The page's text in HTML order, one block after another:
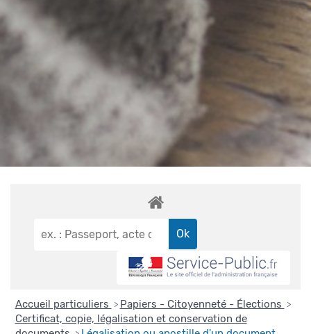
Accueil particuliers > Papiers - Citoyenneté - Élections >
Certificat, copie, légalisation et conservation de